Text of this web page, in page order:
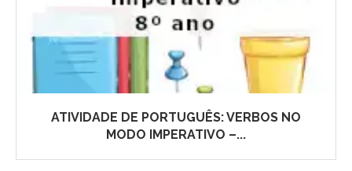
ATIVIDADE DE PORTUGUÊS: VERBOS NO
MODO IMPERATIVO –...